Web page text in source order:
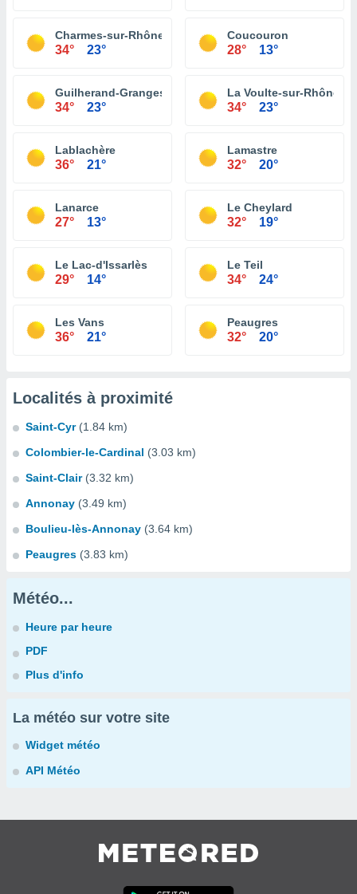
Charmes-sur-Rhône
34° 23°
Coucouron
28° 13°
Guilherand-Granges
34° 23°
La Voulte-sur-Rhône
34° 23°
Lablachère
36° 21°
Lamastre
32° 20°
Lanarce
27° 13°
Le Cheylard
32° 19°
Le Lac-d'Issarlès
29° 14°
Le Teil
34° 24°
Les Vans
36° 21°
Peaugres
32° 20°
Localités à proximité
Saint-Cyr (1.84 km)
Colombier-le-Cardinal (3.03 km)
Saint-Clair (3.32 km)
Annonay (3.49 km)
Boulieu-lès-Annonay (3.64 km)
Peaugres (3.83 km)
Météo...
Heure par heure
PDF
Plus d'info
La météo sur votre site
Widget météo
API Météo